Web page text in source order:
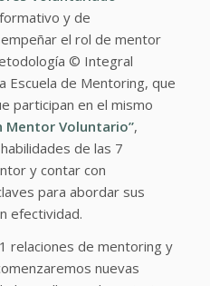
y de
el rol de mentor
© Integral
Escuela de Mentoring, que
participan en el mismo
Mentor Voluntario”,
de las 7
y contar con
para abordar sus
efectividad.
relaciones de mentoring y
nuevas